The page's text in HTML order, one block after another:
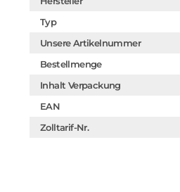
Typ
Unsere Artikelnummer
Bestellmenge
Inhalt Verpackung
EAN
Zolltarif-Nr.